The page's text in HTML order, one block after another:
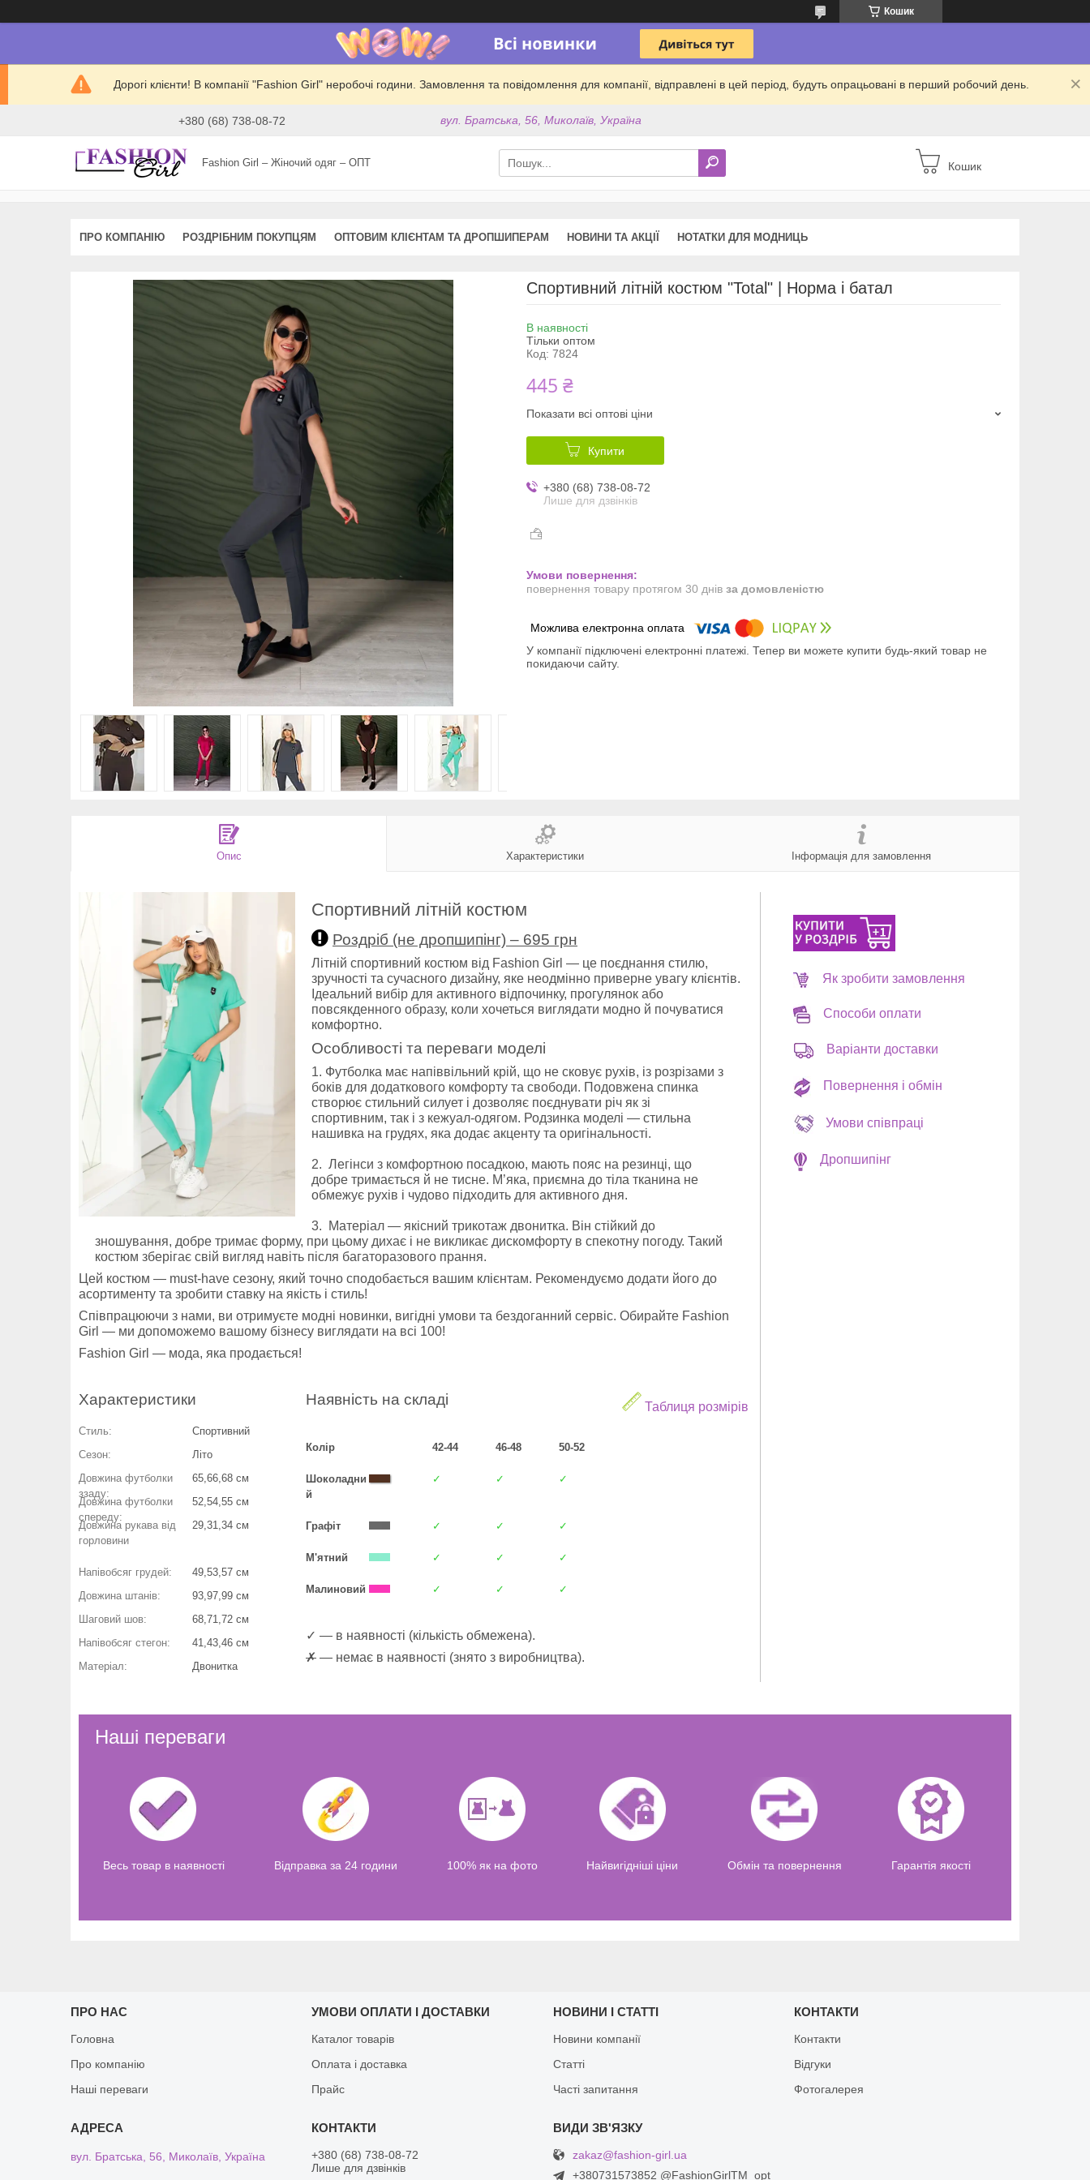
Кошик
Дорогі клієнти! В компанії "Fashion Girl" неробочі години. Замовлення та повідомлення для компанії, відправлені в цей період, будуть опрацьовані в перший робочий день.
+380 (68) 738-08-72 вул. Братська, 56, Миколаїв, Україна
Fashion Girl – Жіночий одяг – ОПТ Кошик
ПРО КОМПАНІЮ РОЗДРІБНИМ ПОКУПЦЯМ ОПТОВИМ КЛІЄНТАМ ТА ДРОПШИПЕРАМ НОВИНИ ТА АКЦІЇ НОТАТКИ ДЛЯ МОДНИЦЬ
Спортивний літній костюм "Total" | Норма і батал
В наявності
Тільки оптом
Код: 7824
445 ₴
Показати всі оптові ціни
Купити
+380 (68) 738-08-72
Лише для дзвінків
повернення товару протягом 30 днів за домовленістю
У компанії підключені електронні платежі. Тепер ви можете купити будь-який товар не
покидаючи сайту.
Опис Характеристики Інформація для замовлення
Спортивний літній костюм
Роздріб (не дропшипінг) – 695 грн
Літній спортивний костюм від Fashion Girl — це поєднання стилю,
зручності та сучасного дизайну, яке неодмінно приверне увагу клієнтів.
Ідеальний вибір для активного відпочинку, прогулянок або
повсякденного образу, коли хочеться виглядати модно й почуватися
комфортно.
Особливості та переваги моделі
Футболка має напіввільний крій, що не сковує рухів, із розрізами з
боків для додаткового комфорту та свободи. Подовжена спинка
створює стильний силует і дозволяє поєднувати річ як зі
спортивним, так і з кежуал-одягом. Родзинка моделі — стильна
нашивка на грудях, яка додає акценту та оригінальності.
Легінси з комфортною посадкою, мають пояс на резинці, що
добре тримається й не тисне. М’яка, приємна до тіла тканина не
обмежує рухів і чудово підходить для активного дня.
Матеріал — якісний трикотаж двонитка. Він стійкий до
зношування, добре тримає форму, при цьому дихає і не викликає дискомфорту в спекотну погоду. Такий
костюм зберігає свій вигляд навіть після багаторазового прання.
Цей костюм — must-have сезону, який точно сподобається вашим клієнтам. Рекомендуємо додати його до
асортименту та зробити ставку на якість і стиль!
Співпрацюючи з нами, ви отримуєте модні новинки, вигідні умови та бездоганний сервіс. Обирайте Fashion
Girl — ми допоможемо вашому бізнесу виглядати на всі 100!
Fashion Girl — мода, яка продається!
Характеристики
Стиль:
Спортивний
Сезон:
Літо
Довжина футболки
ззаду:
65,66,68 см
Довжина футболки
спереду:
52,54,55 см
Довжина рукава від
горловини
: 29,31,34 см
Напівобсяг грудей:
49,53,57 см
Довжина штанів:
93,97,99 см
Шаговий шов:
68,71,72 см
Напівобсяг стегон:
41,43,46 см
Матеріал:
Двонитка
Таблиця розмірів
Наявність на складі
Колір 42-44 46-48 50-52
Шоколадни
й
✓ ✓ ✓
Графіт ✓ ✓ ✓
М'ятний ✓ ✓ ✓
Малиновий ✓ ✓ ✓
✓ — в наявності (кількість обмежена).
✗ — немає в наявності (знято з виробництва).
Як зробити замовлення
Способи оплати
Варіанти доставки
Повернення і обмін
Умови співпраці
Дропшипінг
Наші переваги
Весь товар в наявності Відправка за 24 години 100% як на фото Найвигідніші ціни Обмін та повернення Гарантія якості
ПРО НАС
Головна
Про компанію
Наші переваги
УМОВИ ОПЛАТИ І ДОСТАВКИ
Каталог товарів
Оплата і доставка
Прайс
НОВИНИ І СТАТТІ
Новини компанії
Статті
Часті запитання
КОНТАКТИ
Контакти
Відгуки
Фотогалерея
вул. Братська, 56, Миколаїв, Україна
+380 (68) 738-08-72
Лише для дзвінків
zakaz@fashion-girl.ua
+380731573852 @FashionGirlTM_opt